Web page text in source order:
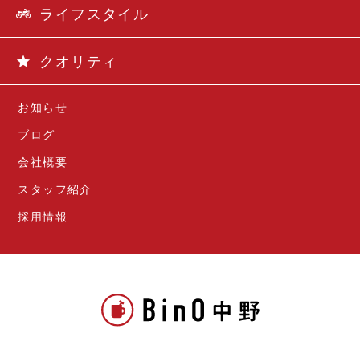
お知らせ
ブログ
会社概要
スタッフ紹介
採用情報
ライフスタイル
クオリティ